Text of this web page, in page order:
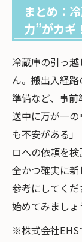
まとめ：
力”がカギ
冷蔵庫の引っ
ん。搬出入経
準備など、事
送中に万が一
も不安がある
ロへの依頼を
全かつ確実に
参考にしてく
始めてみましょ
※株式会社EHS